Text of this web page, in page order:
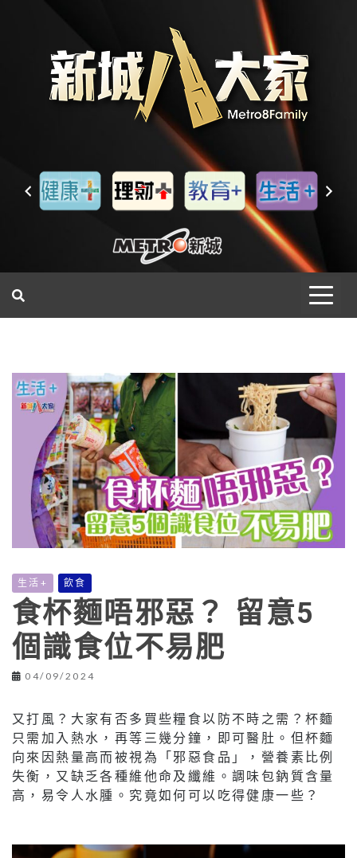
生活+ 飲食
食杯麵唔邪惡？ 留意5
個識食位不易肥
04/09/2024
又打風？大家有否多買些糧食以防不時之需？杯麵
只需加入熱水，再等三幾分鐘，即可醫肚。但杯麵
向來因熱量高而被視為「邪惡食品」，營養素比例
失衡，又缺乏各種維他命及纖維。調味包鈉質含量
高，易令人水腫。究竟如何可以吃得健康一些？